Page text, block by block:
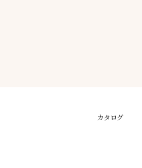
カタログ